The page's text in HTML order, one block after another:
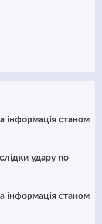
інформація станом
удару по
інформація станом